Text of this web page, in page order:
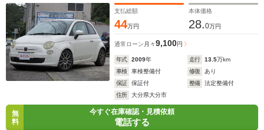
支払総額
44万円
本体価格
28.0万円
通常ローン 月々9,100円
年式 2009年 走行 13.5万km
車検
車検整備付 修復
あり
保証
保証付 整備
法定整備付
住所
大分県大分市
無
料
今すぐ在庫確認・見積依頼
電話する